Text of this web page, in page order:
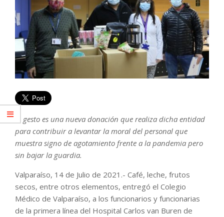
El gesto es una nueva donación que realiza dicha entidad
para contribuir a levantar la moral del personal que
muestra signo de agotamiento frente a la pandemia pero
sin bajar la guardia.
Valparaíso, 14 de Julio de 2021.- Café, leche, frutos
secos, entre otros elementos, entregó el Colegio
Médico de Valparaíso, a los funcionarios y funcionarias
de la primera línea del Hospital Carlos van Buren de